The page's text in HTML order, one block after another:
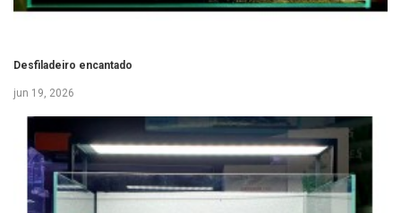
Desfiladeiro encantado
jun 19, 2026